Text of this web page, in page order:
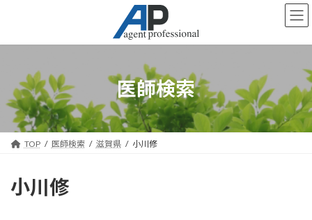
ン
キ
プ
ー
に
動
医師検索
TOP 医師検索 滋賀県 小川修
小川修